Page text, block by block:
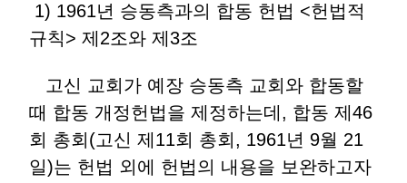
1) 1961년 승동측과의 합동 헌법 <헌법적
규칙> 제2조와 제3조
고신 교회가 예장 승동측 교회와 합동할
때 합동 개정헌법을 제정하는데, 합동 제46
회 총회(고신 제11회 총회, 1961년 9월 21
일)는 헌법 외에 헌법의 내용을 보완하고자